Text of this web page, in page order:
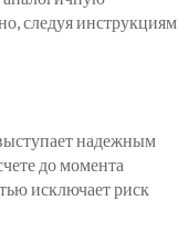
следуя инструкциям
надежным
до момента
исключает риск